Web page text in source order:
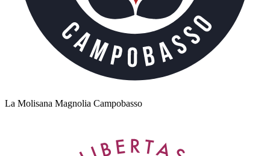
La Molisana Magnolia Campobasso